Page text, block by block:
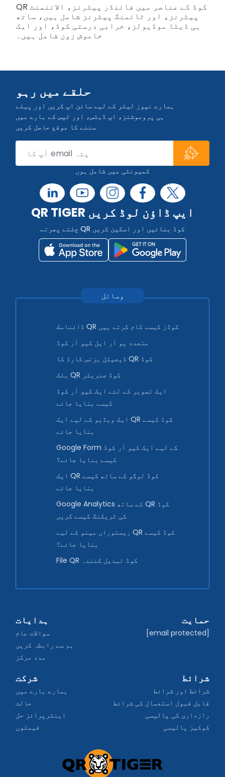
QR کوڈ کے عناصر میں فائنڈر پیٹرنز، الائنمنٹ
پیٹرنز، اور ٹائمنگ پیٹرنز شامل ہیں، ساتھ
ہی ڈیٹا موڈیولز، خرابی درستی کوڈ، اور ایک
خاموش زون شامل ہیں۔
حلقے میں رہو
ہمارے نیوز لیٹر کے لیے سائن اپ کریں اور پہلے
ہی پروموشنز، اپ ڈیٹس، اور ٹپس کے بارے میں
سننے کا موقع حاصل کریں
کمیونٹی میں شامل ہوں
QR TIGER ایپ ڈاؤن لوڈ کریں
چلتے پھرتے QR کوڈ بنائیں اور اسکین کریں
وسائل
ڈائنامک QR کوڈز کیسے کام کرتے ہیں
متعدد یو آر ایل کیو آر کوڈ
ڈیجیٹل بزنس کارڈ کا QR کوڈ
بلک QR کوڈ جنریٹر
ایک تصویر کے لئے ایک کیو آر کوڈ
کیسے بنایا جائے
ایک ویڈیو کے لیے ایک QR کوڈ کیسے
بنایا جائے
Google Form کے لیے ایک کیو آر کوڈ
کیسے بنایا جائے؟
ایک QR کوڈ لوگو کے ساتھ کیسے
بنایا جائے
Google Analytics کے ساتھ QR کوڈ
کی ٹریکنگ کیسے کریں
ریستوراں مینو کے لیے QR کوڈ کیسے
بنایا جائے؟
File QR کوڈ تبدیل کنندہ
ہدایات
سوالات عام
ہم سے رابطہ کریں
مدد مرکز
حمایت
[email protected]
شرکت
ہمارے بارے میں
حالت
اینٹرپرائز حل
قیمتوں
شرائط
شرائط اور شرائط
قابل قبول استعمال کی شرائط
رازداری کی پالیسی
کوکیز پالیسی